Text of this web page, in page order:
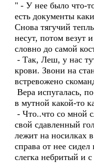
" - У нее было что-
есть документы
Снова тягучий
несут, потом везут
словно до самой
- Так, Леш, у нас
крови. Звони на
встревожено
Вера испугалась,
в мутной какой-то
- Что..что со мной
свой сдавленный
лежит на носилках
справа от нее
слегка небритый и